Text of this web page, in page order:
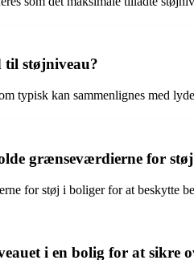
støjniveau?
typisk kan sammenlignes med
grænseværdierne for
for støj i boliger for at beskytte
i en bolig for at sikre